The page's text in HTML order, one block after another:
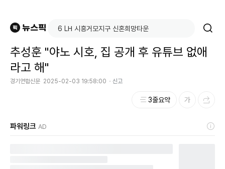
추성훈 "야노 시호, 집 공개 후 유튜브 없애
라고 해"
경기연합신문 2025-02-03 19:58:00 신고
3줄요약
파워링크 AD